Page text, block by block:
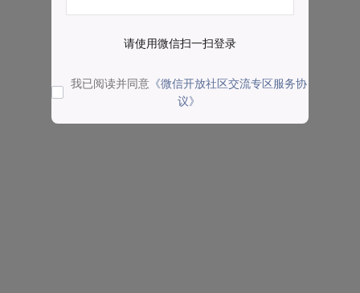
请使用微信扫一扫登录
我已阅读并同意 《微信开放社区交流专区服务协
议》